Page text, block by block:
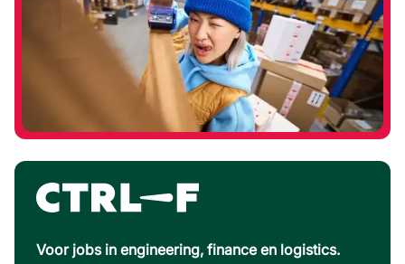
Voor jobs in engineering, finance en logistics.